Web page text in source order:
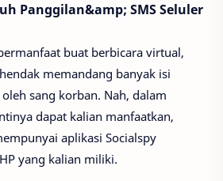
Panggilan&amp; SMS Seluler
buat berbicara virtual,
memandang banyak isi
sang korban. Nah, dalam
dapat kalian manfaatkan,
aplikasi Socialspy
yang kalian miliki.